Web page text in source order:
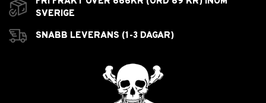
SVERIGE
SNABB LEVERANS (1-3 DAGAR)